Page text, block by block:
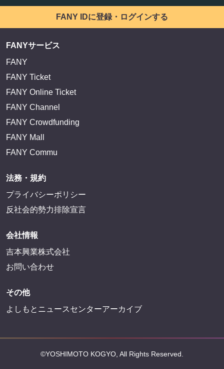
FANY IDに登録・ログインする
FANYサービス
FANY
FANY Ticket
FANY Online Ticket
FANY Channel
FANY Crowdfunding
FANY Mall
FANY Commu
法務・規約
プライバシーポリシー
反社会的勢力排除宣言
会社情報
吉本興業株式会社
お問い合わせ
その他
よしもとニュースセンターアーカイブ
©YOSHIMOTO KOGYO, All Rights Reserved.